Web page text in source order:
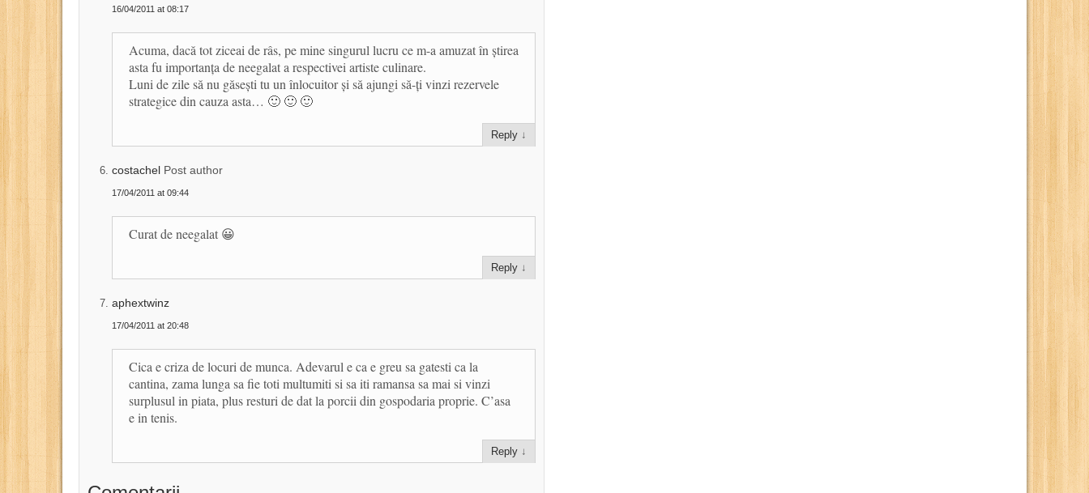
16/04/2011 at 08:17
Acuma, dacă tot ziceai de râs, pe mine singurul lucru ce m-a amuzat în știrea
asta fu importanța de neegalat a respectivei artiste culinare.
Luni de zile să nu găsești tu un înlocuitor și să ajungi să-ți vinzi rezervele
strategice din cauza asta… 🙂 🙂 🙂
Reply ↓
costachel Post author
17/04/2011 at 09:44
Curat de neegalat 😀
Reply ↓
aphextwinz
17/04/2011 at 20:48
Cica e criza de locuri de munca. Adevarul e ca e greu sa gatesti ca la
cantina, zama lunga sa fie toti multumiti si sa iti ramansa sa mai si vinzi
surplusul in piata, plus resturi de dat la porcii din gospodaria proprie. C’asa
e in tenis.
Reply ↓